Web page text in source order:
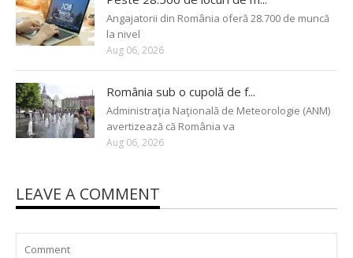
Angajatorii din România oferă 28.700 de muncă
la nivel
Aug 06, 2026
România sub o cupolă de f...
Administraţia Naţională de Meteorologie (ANM)
avertizează că România va
Aug 06, 2026
LEAVE A COMMENT